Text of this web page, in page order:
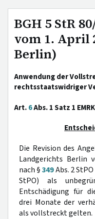
BGH 5 StR
vom 1. April
Berlin)
Anwendung der
rechtsstaatswidriger
Art.6Abs. 1 Satz 1
Die Revision des
Landgerichts Berlin
nach §349Abs. 2
StPO) als
Entschädigung für
drei Monate der
als vollstreckt gelten.